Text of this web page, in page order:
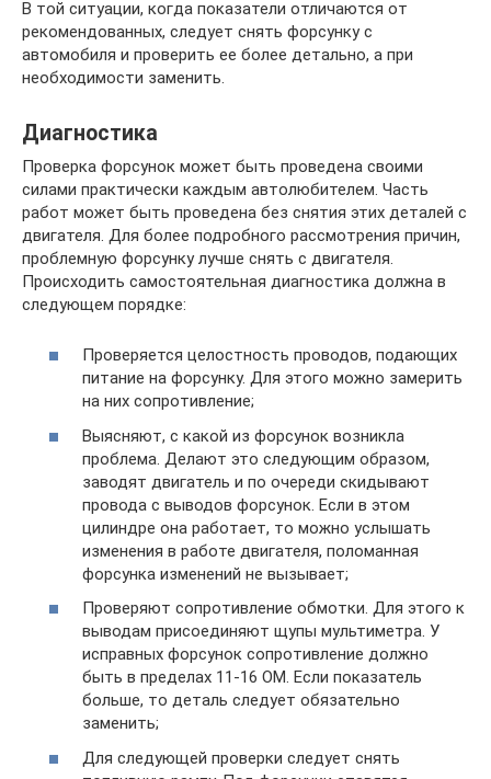
В той ситуации, когда показатели отличаются от
рекомендованных, следует снять форсунку с
автомобиля и проверить ее более детально, а при
необходимости заменить.
Диагностика
Проверка форсунок может быть проведена своими
силами практически каждым автолюбителем. Часть
работ может быть проведена без снятия этих деталей с
двигателя. Для более подробного рассмотрения причин,
проблемную форсунку лучше снять с двигателя.
Происходить самостоятельная диагностика должна в
следующем порядке:
Проверяется целостность проводов, подающих
питание на форсунку. Для этого можно замерить
на них сопротивление;
Выясняют, с какой из форсунок возникла
проблема. Делают это следующим образом,
заводят двигатель и по очереди скидывают
провода с выводов форсунок. Если в этом
цилиндре она работает, то можно услышать
изменения в работе двигателя, поломанная
форсунка изменений не вызывает;
Проверяют сопротивление обмотки. Для этого к
выводам присоединяют щупы мультиметра. У
исправных форсунок сопротивление должно
быть в пределах 11-16 ОМ. Если показатель
больше, то деталь следует обязательно
заменить;
Для следующей проверки следует снять